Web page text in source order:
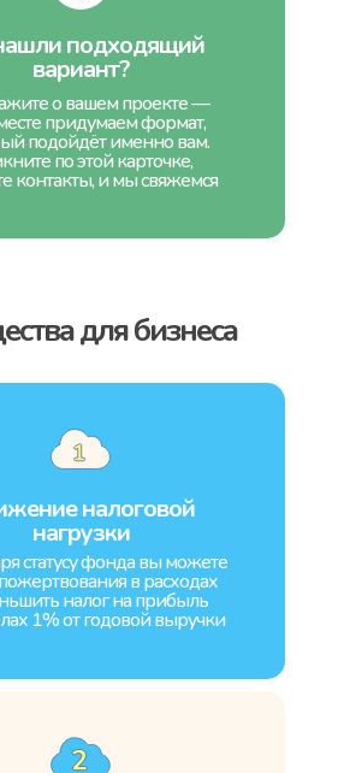
о вашем проекте —
придумаем формат,
подойдёт именно вам.
по этой карточке,
контакты, и мы свяжемся
подходящий
вариант?
для бизнеса
статусу фонда вы можете
в расходах
налог на прибыль
1% от годовой выручки
налоговой
нагрузки